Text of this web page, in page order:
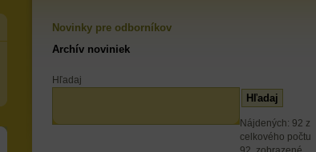
Novinky pre odborníkov
Archív noviniek
Hľadaj
Nájdených: 92 z
celkového počtu